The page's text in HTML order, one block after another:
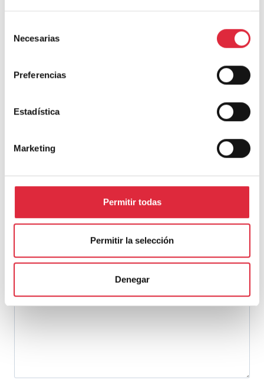
Necesarias
Preferencias
Estadística
Marketing
Permitir todas
Permitir la selección
Denegar
Casa S
Deja una respuesta
Tu dirección de correo electrónico no será publicada. Los campos
obligatorios están marcados con
Comentario*